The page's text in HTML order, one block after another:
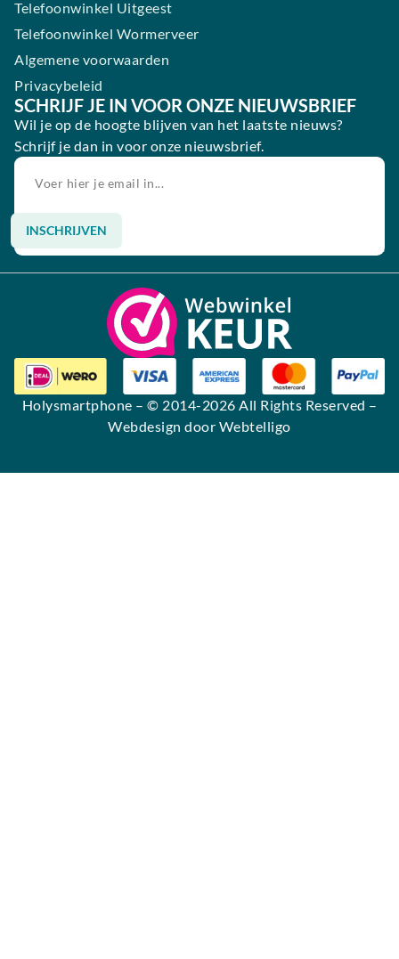
Telefoonwinkel Uitgeest
Telefoonwinkel Wormerveer
Algemene voorwaarden
Privacybeleid
SCHRIJF JE IN VOOR ONZE NIEUWSBRIEF
Wil je op de hoogte blijven van het laatste nieuws?
Schrijf je dan in voor onze nieuwsbrief.
INSCHRIJVEN
Alternative:
Holysmartphone – © 2014-2026 All Rights Reserved –
Webdesign door Webtelligo